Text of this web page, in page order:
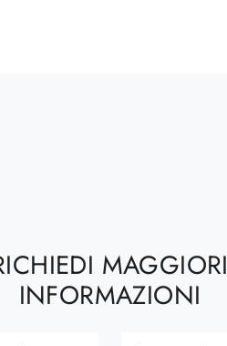
MAGGIORI
INFORMAZIONI